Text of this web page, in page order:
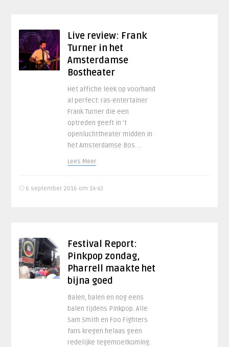
Live review: Frank
Turner in het
Amsterdamse
Bostheater
Het affiche leek op voorhand
al perfect: ras-entertainer
Frank Turner die een
optreden geeft in ’t
openluchttheater midden in
het Amsterdamse Bos. ..
Lees Meer
6 september 2016 om 14:43
Festival Report:
Pinkpop zondag,
Pharrell maakte het
bijna goed
Balen, balen en nog eens
balen tijdens Pinkpop. Alle
Sam Smith en Foo Fighters
fans kregen helaas geen
redelijke tegemoetkoming.